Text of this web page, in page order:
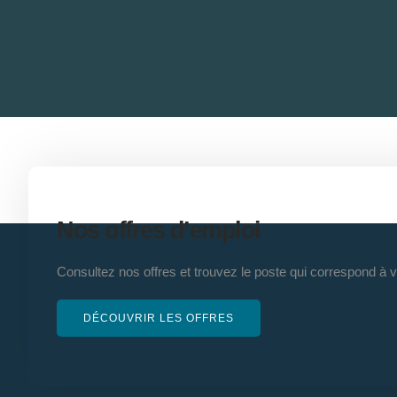
Nos offres d’emploi
Consultez nos offres et trouvez le poste qui correspond à
DÉCOUVRIR LES OFFRES